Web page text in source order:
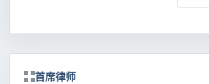
首席律师